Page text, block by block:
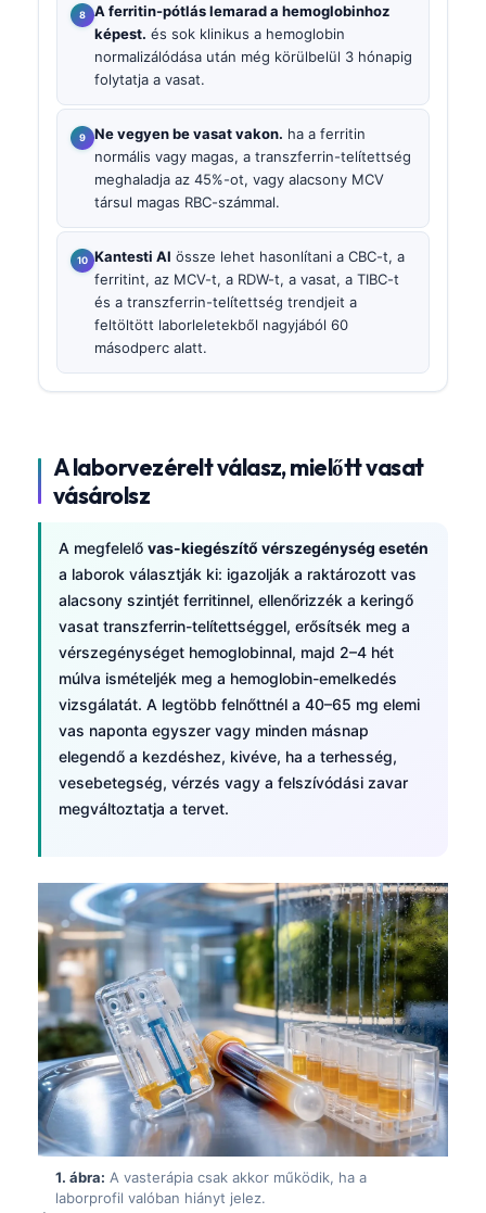
A ferritin-pótlás lemarad a hemoglobinhoz
képest. és sok klinikus a hemoglobin
normalizálódása után még körülbelül 3 hónapig
folytatja a vasat.
Ne vegyen be vasat vakon. ha a ferritin
normális vagy magas, a transzferrin-telítettség
meghaladja az 45%-ot, vagy alacsony MCV
társul magas RBC-számmal.
Kantesti AI össze lehet hasonlítani a CBC-t, a
ferritint, az MCV-t, a RDW-t, a vasat, a TIBC-t
és a transzferrin-telítettség trendjeit a
feltöltött laborleletekből nagyjából 60
másodperc alatt.
A laborvezérelt válasz, mielőtt vasat
vásárolsz
A megfelelő vas-kiegészítő vérszegénység esetén
a laborok választják ki: igazolják a raktározott vas
alacsony szintjét ferritinnel, ellenőrizzék a keringő
vasat transzferrin-telítettséggel, erősítsék meg a
vérszegénységet hemoglobinnal, majd 2–4 hét
múlva ismételjék meg a hemoglobin-emelkedés
vizsgálatát. A legtöbb felnőttnél a 40–65 mg elemi
vas naponta egyszer vagy minden másnap
elegendő a kezdéshez, kivéve, ha a terhesség,
vesebetegség, vérzés vagy a felszívódási zavar
megváltoztatja a tervet.
1. ábra: A vasterápia csak akkor működik, ha a
laborprofil valóban hiányt jelez.